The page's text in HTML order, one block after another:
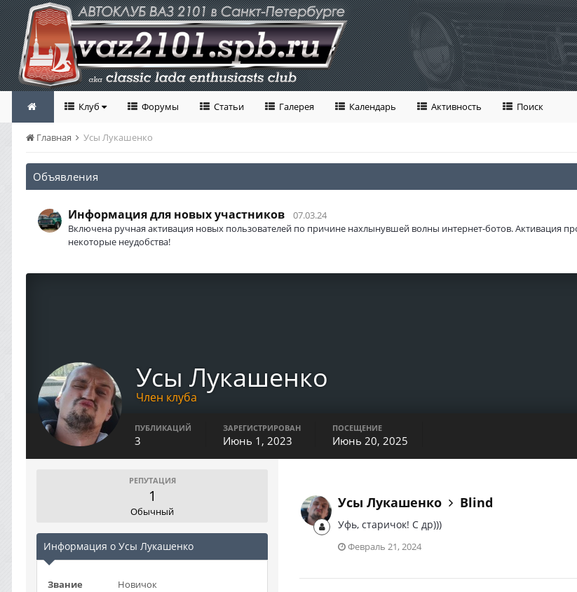
Клуб Форумы Статьи Галерея Календарь Активность Поиск
Главная Усы Лукашенко
Объявления
Информация для новых участников
07.03.24
Включена ручная активация новых пользователей по причине нахлынувшей волны интернет-ботов. Активация
некоторые неудобства!
Усы Лукашенко
Член клуба
ПУБЛИКАЦИЙ
3
ЗАРЕГИСТРИРОВАН
Июнь 1, 2023
ПОСЕЩЕНИЕ
Июнь 20, 2025
РЕПУТАЦИЯ
1
Обычный
Информация о Усы Лукашенко
Звание Новичок
Усы Лукашенко Blind
Уфь, старичок! С др)))
Февраль 21, 2024